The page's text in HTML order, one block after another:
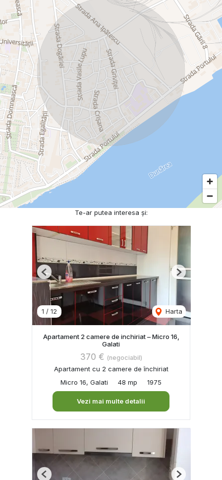
Te-ar putea interesa și:
1 / 12 Harta
Previous Next
Apartament 2 camere de inchiriat – Micro 16,
Galati
370 € (negociabil)
Apartament cu 2 camere de închiriat
Micro 16, Galati
48 mp 1975
Vezi mai multe detalii
Previous Next